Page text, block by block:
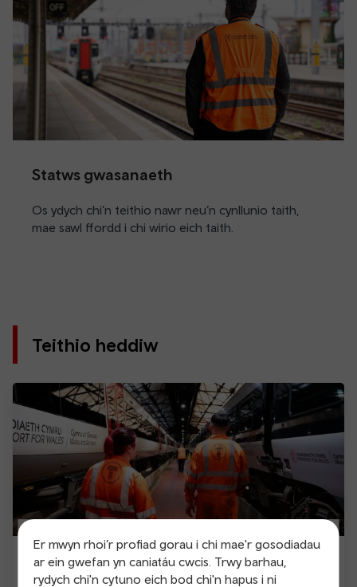
Er mwyn rhoi’r profiad gorau i chi mae'r gosodiadau
ar ein gwefan yn caniatáu cwcis. Trwy barhau,
rydych chi'n cytuno eich bod chi'n hapus i ni
Statws gwasanaeth
Os ydych chi’n teithio nawr neu’n cynllunio taith,
mae sawl ffordd i chi wirio eich taith.
Teithio heddiw
Pob diweddariad